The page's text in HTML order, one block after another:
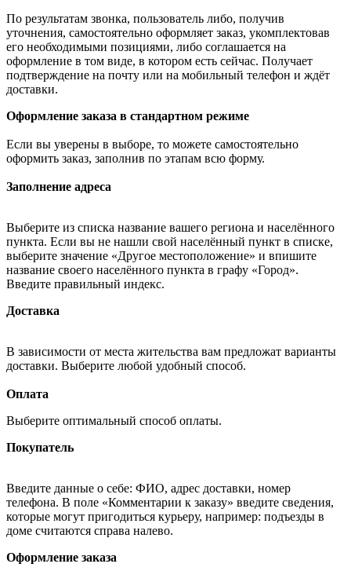
По результатам звонка, пользователь либо, получив
уточнения, самостоятельно оформляет заказ, укомплектовав
его необходимыми позициями, либо соглашается на
оформление в том виде, в котором есть сейчас. Получает
подтверждение на почту или на мобильный телефон и ждёт
доставки.
Оформление заказа в стандартном режиме
Если вы уверены в выборе, то можете самостоятельно
оформить заказ, заполнив по этапам всю форму.
Заполнение адреса
Выберите из списка название вашего региона и населённого
пункта. Если вы не нашли свой населённый пункт в списке,
выберите значение «Другое местоположение» и впишите
название своего населённого пункта в графу «Город».
Введите правильный индекс.
Доставка
В зависимости от места жительства вам предложат варианты
доставки. Выберите любой удобный способ.
Оплата
Выберите оптимальный способ оплаты.
Покупатель
Введите данные о себе: ФИО, адрес доставки, номер
телефона. В поле «Комментарии к заказу» введите сведения,
которые могут пригодиться курьеру, например: подъезды в
доме считаются справа налево.
Оформление заказа